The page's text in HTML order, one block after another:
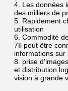
4. Les données
des milliers de
5. Rapidement
utilisation
6. Commodité
7Il peut être
informations sur
8. prise
et distribution
vision à grande